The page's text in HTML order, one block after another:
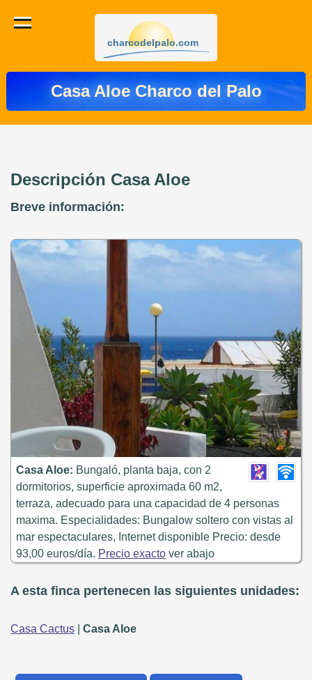
charcodelpalo.com
Casa Aloe Charco del Palo
Descripción Casa Aloe
Breve información:
Casa Aloe: Bungaló, planta baja, con 2
dormitorios, superficie aproximada 60 m2,
terraza, adecuado para una capacidad de 4 personas
maxima. Especialidades: Bungalow soltero con vistas al
mar espectaculares, Internet disponible Precio: desde
93,00 euros/día. Precio exacto ver abajo
A esta finca pertenecen las siguientes unidades:
Casa Cactus Casa Aloe